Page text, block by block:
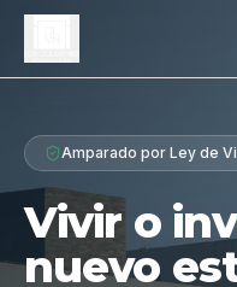
Proyecto
Diferenciales
Tipologías
Amparado por Ley de
Vivir o
nuevo